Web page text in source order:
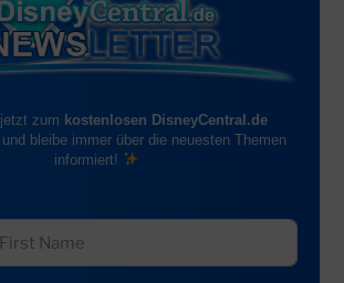
zum kostenlosen DisneyCentral.de
bleibe immer über die neuesten Themen
informiert!